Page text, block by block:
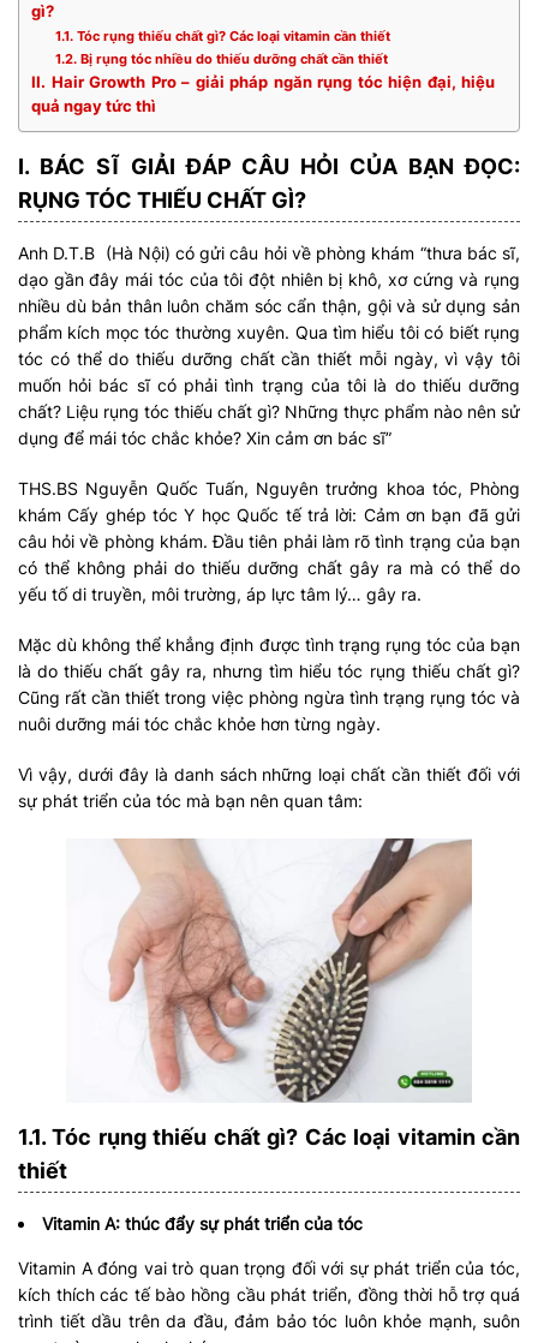
gì?
1.1. Tóc rụng thiếu chất gì? Các loại vitamin cần thiết
1.2. Bị rụng tóc nhiều do thiếu dưỡng chất cần thiết
II. Hair Growth Pro – giải pháp ngăn rụng tóc hiện đại, hiệu
quả ngay tức thì
I. BÁC SĨ GIẢI ĐÁP CÂU HỎI CỦA BẠN ĐỌC:
RỤNG TÓC THIẾU CHẤT GÌ?
Anh D.T.B (Hà Nội) có gửi câu hỏi về phòng khám “thưa bác sĩ,
dạo gần đây mái tóc của tôi đột nhiên bị khô, xơ cứng và rụng
nhiều dù bản thân luôn chăm sóc cẩn thận, gội và sử dụng sản
phẩm kích mọc tóc thường xuyên. Qua tìm hiểu tôi có biết rụng
tóc có thể do thiếu dưỡng chất cần thiết mỗi ngày, vì vậy tôi
muốn hỏi bác sĩ có phải tình trạng của tôi là do thiếu dưỡng
chất? Liệu rụng tóc thiếu chất gì? Những thực phẩm nào nên sử
dụng để mái tóc chắc khỏe? Xin cảm ơn bác sĩ”
THS.BS Nguyễn Quốc Tuấn, Nguyên trưởng khoa tóc, Phòng
khám Cấy ghép tóc Y học Quốc tế trả lời: Cảm ơn bạn đã gửi
câu hỏi về phòng khám. Đầu tiên phải làm rõ tình trạng của bạn
có thể không phải do thiếu dưỡng chất gây ra mà có thể do
yếu tố di truyền, môi trường, áp lực tâm lý… gây ra.
Mặc dù không thể khẳng định được tình trạng rụng tóc của bạn
là do thiếu chất gây ra, nhưng tìm hiểu tóc rụng thiếu chất gì?
Cũng rất cần thiết trong việc phòng ngừa tình trạng rụng tóc và
nuôi dưỡng mái tóc chắc khỏe hơn từng ngày.
Vì vậy, dưới đây là danh sách những loại chất cần thiết đối với
sự phát triển của tóc mà bạn nên quan tâm:
1.1. Tóc rụng thiếu chất gì? Các loại vitamin cần
thiết
Vitamin A: thúc đẩy sự phát triển của tóc
Vitamin A đóng vai trò quan trọng đối với sự phát triển của tóc,
kích thích các tế bào hồng cầu phát triển, đồng thời hỗ trợ quá
trình tiết dầu trên da đầu, đảm bảo tóc luôn khỏe mạnh, suôn